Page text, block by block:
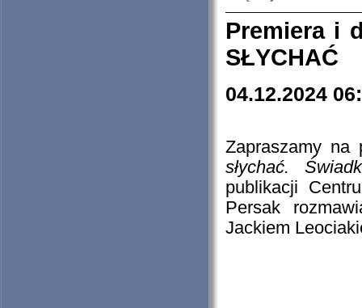
Premiera i
SŁYCHAĆ
04.12.2024
Zapraszamy
słychać.
publikacji
Persak
Jackiem